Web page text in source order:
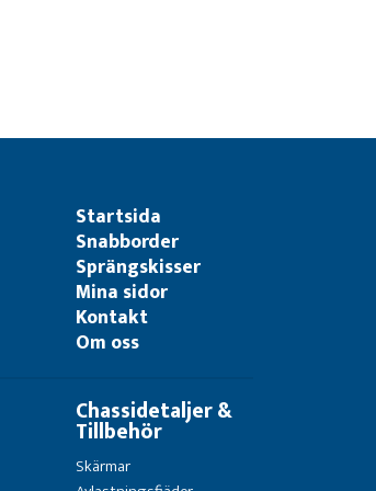
Startsida
Snabborder
Sprängskisser
Mina sidor
Kontakt
Om oss
Chassidetaljer &
Tillbehör
Skärmar